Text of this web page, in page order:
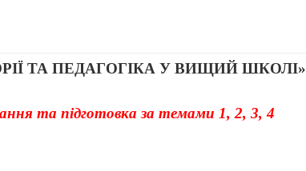
ТА ПЕДАГОГІКА У ВИЩИЙ ШКОЛІ»
та підготовка за темами 1, 2, 3, 4